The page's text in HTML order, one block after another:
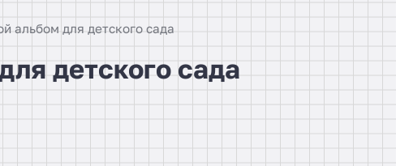
альбом для детского сада
детского сада